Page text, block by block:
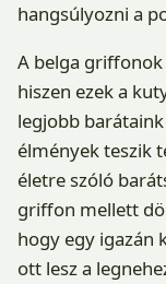
hangsúlyozni a
A belga griffonok
hiszen ezek a
legjobb
élmények teszik
életre szóló
griffon mellett
hogy egy igazán
ott lesz a